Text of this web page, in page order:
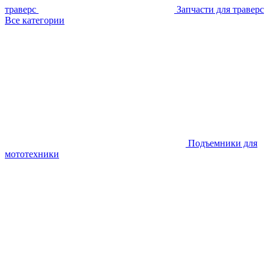
траверс
Запчасти для траверс
Все категории
Подъемники для
мототехники